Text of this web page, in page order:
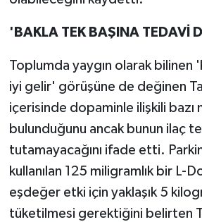
'BAKLA TEK BAŞINA TEDAVİ
Toplumda yaygın olarak bilinen
iyi gelir' görüşüne de değinen
içerisinde dopaminle ilişkili bazı
bulunduğunu ancak bunun ilaç
tutamayacağını ifade etti.
kullanılan 125 miligramlık bir L-
eşdeğer etki için yaklaşık 5
tüketilmesi gerektiğini belirten